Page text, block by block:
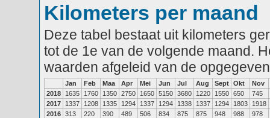
Kilometers per maand
Deze tabel bestaat uit kilometers
tot de 1e van de volgende maand.
waarden afgeleid van de
Jan Feb Maa Apr Mei Jun Jul Aug Sept Okt
Nov
2018
1635 1760 1350 2750 1650 5150 3680 1220 1550 650
745
2017
1337 1208 1335 1294 1337 1294 1338 1337 1294 1803
1918
2016 313 220 390 489 506 834 875 875 948 988
978